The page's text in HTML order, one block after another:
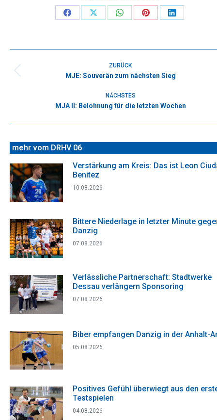
Share
Facebook
Share
X
Share
WhatsApp
Share
Pinterest
Share
LinkedIn
ZURÜCK
Vorheriger
MJE: Souverän zum nächsten Sieg
NÄCHSTES
Nächster
MJA II: Belohnung für die letzten Wochen
mehr vom DRHV 06
Verstärkung am Kreis: Das ist Leon
Benitez
10.08.2026
Bittere Niederlage in letzter Minute
Danzig
07.08.2026
Verlässliche Partnerschaft: Stadtwerke
Dessau verlängern Sponsoring
07.08.2026
Biber empfangen Danzig in der Anhalt-
05.08.2026
Positives Gefühl überwiegt aus den
Testspielen
04.08.2026